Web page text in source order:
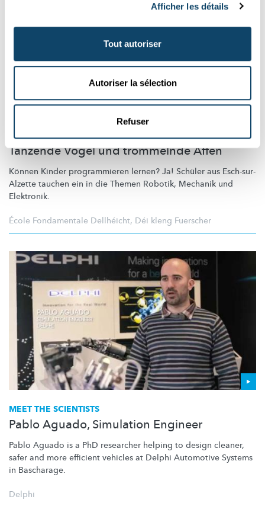
Afficher les détails
Tout autoriser
Autoriser la sélection
Refuser
ROBOTIK FÜR KIDS
Tanzende Vögel und trommelnde Affen
Können Kinder programmieren lernen? Ja! Schüler aus Esch-sur-
Alzette tauchen ein in die Themen Robotik, Mechanik und
Elektronik.
École Fondamentale Dellhéicht, Déi kleng Fuerscher
MEET THE SCIENTISTS
Pablo Aguado, Simulation Engineer
Pablo Aguado is a PhD researcher helping to design cleaner,
safer and more efficient vehicles at Delphi Automotive Systems
in Bascharage.
Delphi